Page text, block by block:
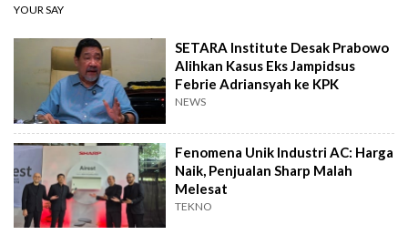
YOUR SAY
SETARA Institute Desak Prabowo
Alihkan Kasus Eks Jampidsus
Febrie Adriansyah ke KPK
NEWS
Fenomena Unik Industri AC: Harga
Naik, Penjualan Sharp Malah
Melesat
TEKNO